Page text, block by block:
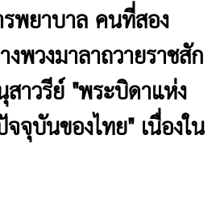
พยาบาล คนที่สอง
พวงมาลาถวายราชสัก
าวรีย์ "พระบิดาแห่ง
จุบันของไทย" เนื่องใน